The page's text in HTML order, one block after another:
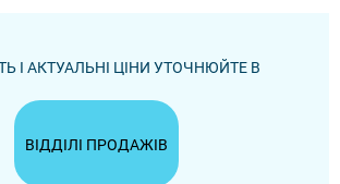
І АКТУАЛЬНІ ЦІНИ УТОЧНЮЙТЕ В
ВІДДІЛІ ПРОДАЖІВ